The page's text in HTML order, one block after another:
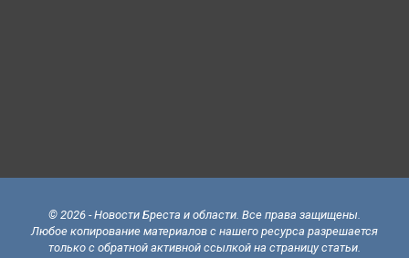
© 2026 - Новости Бреста и области. Все права защищены.
Любое копирование материалов с нашего ресурса разрешается
только с обратной активной ссылкой на страницу статьи.